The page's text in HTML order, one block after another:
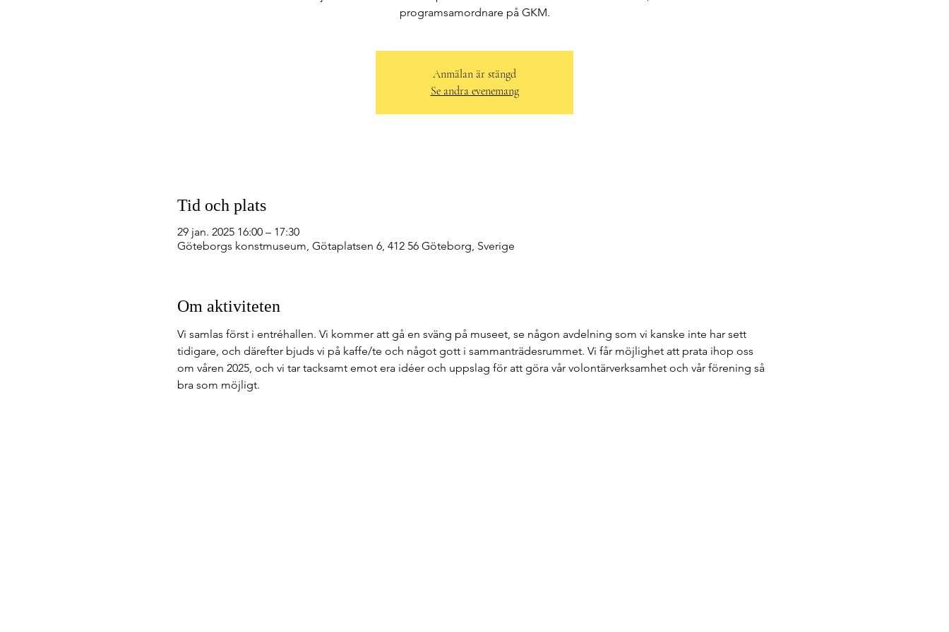
programsamordnare på GKM.
Anmälan är stängd
Se andra evenemang
Tid och plats
29 jan. 2025 16:00 – 17:30
Göteborgs konstmuseum, Götaplatsen 6, 412 56 Göteborg, Sverige
Om aktiviteten
Vi samlas först i entréhallen. Vi kommer att gå en sväng på museet, se någon avdelning som vi kanske inte har sett
tidigare, och därefter bjuds vi på kaffe/te och något gott i sammanträdesrummet. Vi får möjlighet att prata ihop oss
om våren 2025, och vi tar tacksamt emot era idéer och uppslag för att göra vår volontärverksamhet och vår förening så
bra som möjligt.